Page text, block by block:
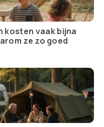
Zelfscankassa’s: hoe
supermarkten ons gratis